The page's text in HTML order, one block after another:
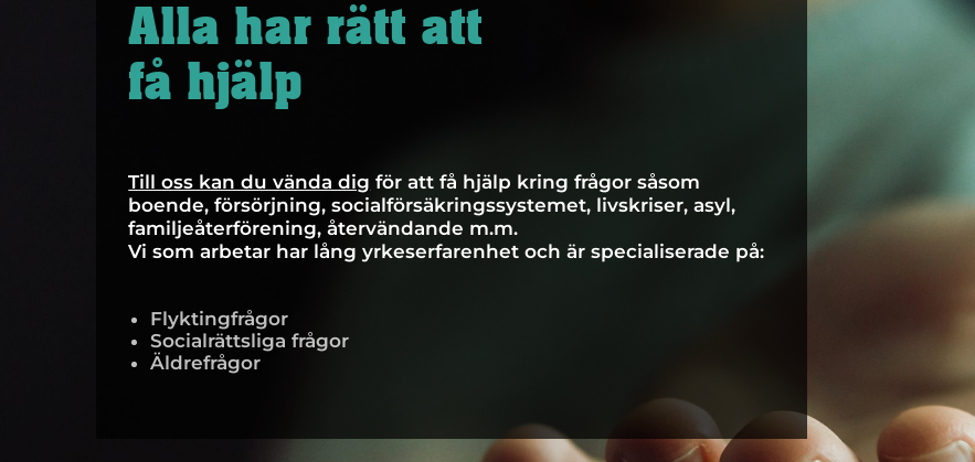
Alla har rätt att
få hjälp
Till oss kan du vända dig för att få hjälp kring frågor såsom
boende, försörjning, socialförsäkringssystemet, livskriser, asyl,
familjeåterförening, återvändande m.m.
Vi som arbetar har lång yrkeserfarenhet och är specialiserade på:
Flyktingfrågor
Socialrättsliga frågor
Äldrefrågor